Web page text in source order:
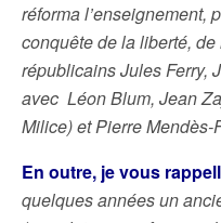
réforma l’enseignement,
conquête de la liberté,
républicains Jules Ferry,
avec Léon Blum, Jean
Milice) et Pierre Mendès-
En outre, je vous
quelques années un